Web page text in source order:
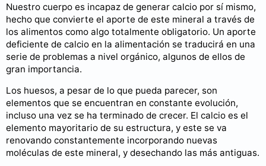
Nuestro cuerpo es incapaz de generar calcio por sí mismo,
hecho que convierte el aporte de este mineral a través de
los alimentos como algo totalmente obligatorio. Un aporte
deficiente de calcio en la alimentación se traducirá en una
serie de problemas a nivel orgánico, algunos de ellos de
gran importancia.
Los huesos, a pesar de lo que pueda parecer, son
elementos que se encuentran en constante evolución,
incluso una vez se ha terminado de crecer. El calcio es el
elemento mayoritario de su estructura, y este se va
renovando constantemente incorporando nuevas
moléculas de este mineral, y desechando las más antiguas.